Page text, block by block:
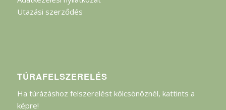
Utazási szerződés
TÚRAFELSZERELÉS
Ha túrázáshoz felszerelést kölcsönöznél, kattints a
képre!